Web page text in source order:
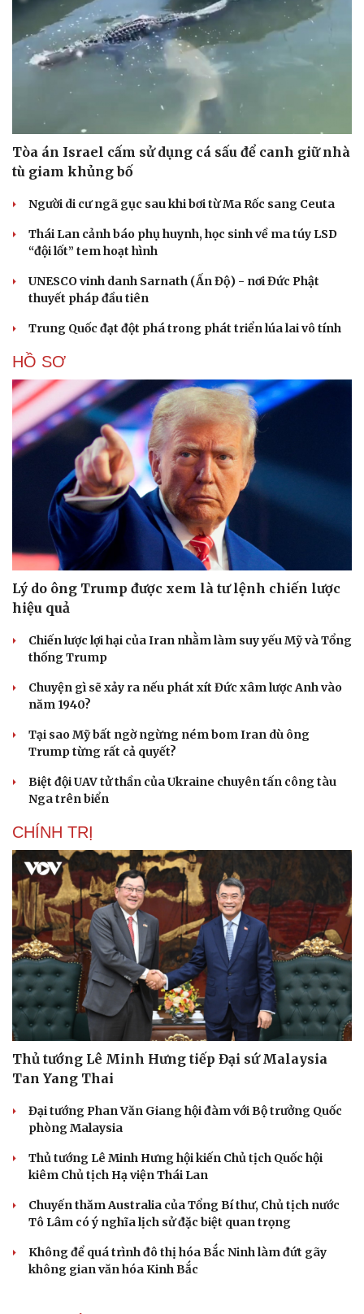
Cải chính
Tòa án Israel cấm sử dụng cá sấu để canh giữ nhà
tù giam khủng bố
Người di cư ngã gục sau khi bơi từ Ma Rốc sang Ceuta
Thái Lan cảnh báo phụ huynh, học sinh về ma túy LSD
“đội lốt” tem hoạt hình
UNESCO vinh danh Sarnath (Ấn Độ) - nơi Đức Phật
thuyết pháp đầu tiên
Trung Quốc đạt đột phá trong phát triển lúa lai vô tính
HỒ SƠ
Lý do ông Trump được xem là tư lệnh chiến lược
hiệu quả
Chiến lược lợi hại của Iran nhằm làm suy yếu Mỹ và Tổng
thống Trump
Chuyện gì sẽ xảy ra nếu phát xít Đức xâm lược Anh vào
năm 1940?
Tại sao Mỹ bất ngờ ngừng ném bom Iran dù ông
Trump từng rất cả quyết?
Biệt đội UAV tử thần của Ukraine chuyên tấn công tàu
Nga trên biển
CHÍNH TRỊ
Thủ tướng Lê Minh Hưng tiếp Đại sứ Malaysia
Tan Yang Thai
Đại tướng Phan Văn Giang hội đàm với Bộ trưởng Quốc
phòng Malaysia
Thủ tướng Lê Minh Hưng hội kiến Chủ tịch Quốc hội
kiêm Chủ tịch Hạ viện Thái Lan
Chuyến thăm Australia của Tổng Bí thư, Chủ tịch nước
Tô Lâm có ý nghĩa lịch sử đặc biệt quan trọng
Không để quá trình đô thị hóa Bắc Ninh làm đứt gãy
không gian văn hóa Kinh Bắc